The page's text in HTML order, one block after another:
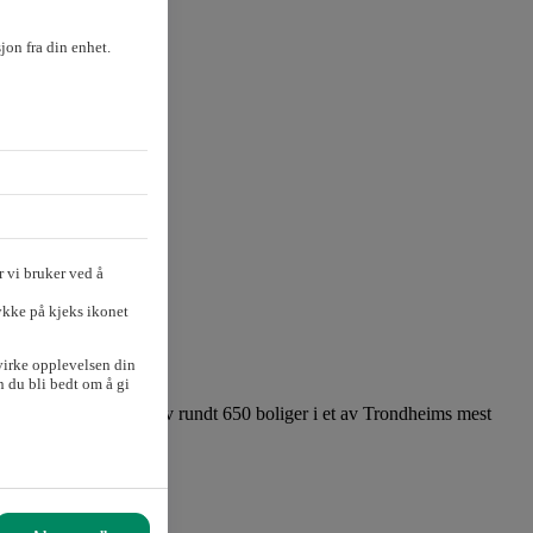
for bygging av rundt 650 boliger i et av Trondheims mest
fra din enhet.
vi bruker ved å
på kjeks ikonet
opplevelsen din
du bli bedt om å gi